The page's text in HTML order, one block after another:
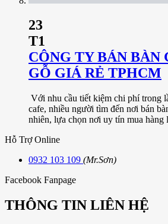
23
T1
CÔNG TY BÁN BÀN
GỖ GIÁ RẺ TPHCM
Với nhu cầu tiết kiệm chi phí trong
cafe, nhiều người tìm đến nơi bán
nhiên, lựa chọn nơi uy tín mua hàng
Hỗ Trợ Online
0932 103 109 (Mr.Sơn)
Facebook Fanpage
THÔNG TIN LIÊN HỆ